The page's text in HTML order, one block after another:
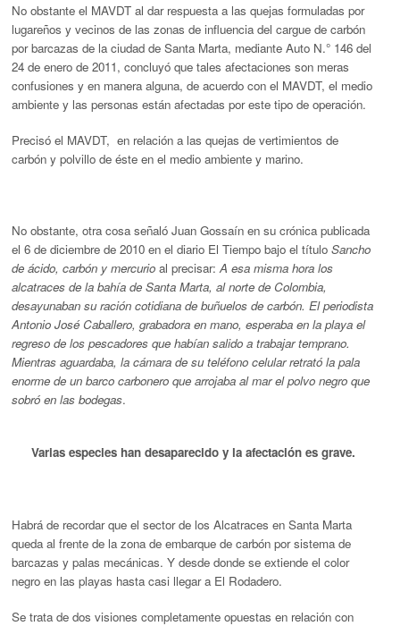
No obstante el MAVDT al dar respuesta a las quejas formuladas por
lugareños y vecinos de las zonas de influencia del cargue de carbón
por barcazas de la ciudad de Santa Marta, mediante Auto N.° 146 del
24 de enero de 2011, concluyó que tales afectaciones son meras
confusiones y en manera alguna, de acuerdo con el MAVDT, el medio
ambiente y las personas están afectadas por este tipo de operación.
Precisó el MAVDT, en relación a las quejas de vertimientos de
carbón y polvillo de éste en el medio ambiente y marino.
No obstante, otra cosa señaló Juan Gossaín en su crónica publicada
el 6 de diciembre de 2010 en el diario El Tiempo bajo el título Sancho
de ácido, carbón y mercurioal precisar:A esa misma hora los
alcatraces de la bahía de Santa Marta, al norte de Colombia,
desayunaban su ración cotidiana de buñuelos de carbón. El periodista
Antonio José Caballero, grabadora en mano, esperaba en la playa el
regreso de los pescadores que habían salido a trabajar temprano.
Mientras aguardaba, la cámara de su teléfono celular retrató la pala
enorme de un barco carbonero que arrojaba al mar el polvo negro que
sobró en las bodegas.
Varias especies han desaparecido y la afectación es grave.
Habrá de recordar que el sector de los Alcatraces en Santa Marta
queda al frente de la zona de embarque de carbón por sistema de
barcazas y palas mecánicas. Y desde donde se extiende el color
negro en las playas hasta casi llegar a El Rodadero.
Se trata de dos visiones completamente opuestas en relación con